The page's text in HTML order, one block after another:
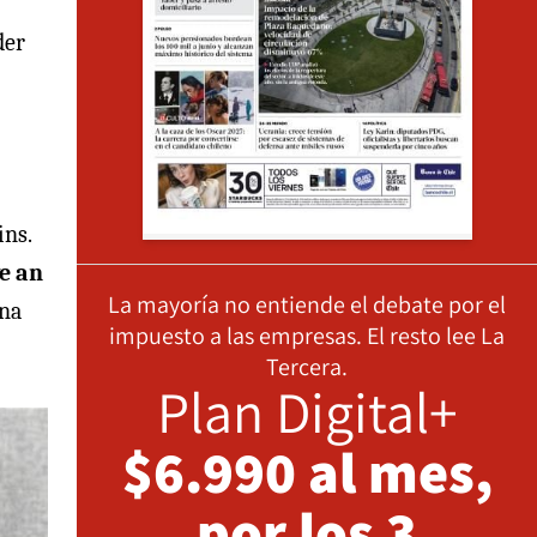
an
La mayoría no entiende el debate por el
impuesto a las empresas. El resto lee La
Tercera.
Plan Digital+
$6.990 al mes,